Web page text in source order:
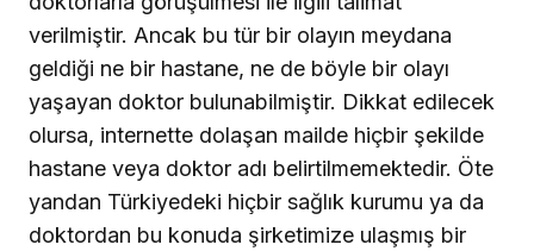
verilmiştir. Ancak bu tür bir olayın meydana
geldiği ne bir hastane, ne de böyle bir olayı
yaşayan doktor bulunabilmiştir. Dikkat edilecek
olursa, internette dolaşan mailde hiçbir şekilde
hastane veya doktor adı belirtilmemektedir. Öte
yandan Türkiyedeki hiçbir sağlık kurumu ya da
doktordan bu konuda şirketimize ulaşmış bir